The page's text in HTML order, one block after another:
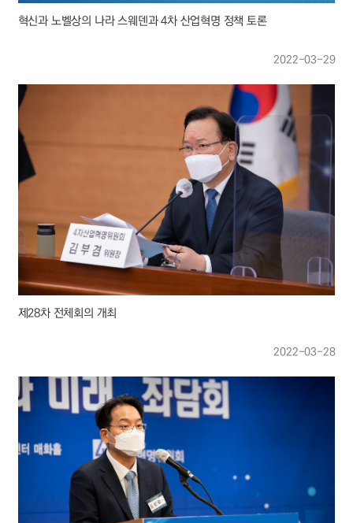
혁신과 노벨상의 나라 스웨덴과 4차 산업혁명 정책 토론
2022-03-29
제28차 전체회의 개최
2022-03-28